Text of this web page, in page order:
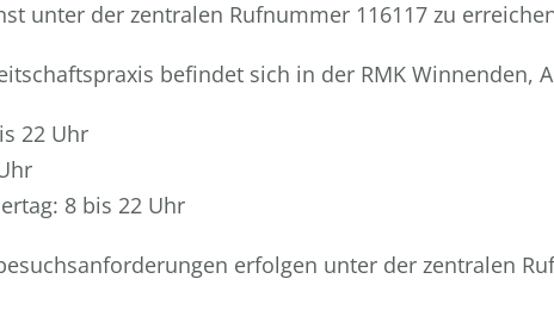
unter der zentralen Rufnummer 116117 zu
befindet sich in der RMK Winnenden,
22 Uhr
8 bis 22 Uhr
erfolgen unter der zentralen